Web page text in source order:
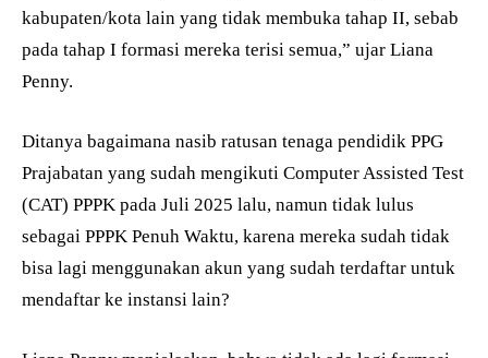
kabupaten/kota lain yang tidak membuka tahap II, sebab
pada tahap I formasi mereka terisi semua,” ujar Liana
Penny.
Ditanya bagaimana nasib ratusan tenaga pendidik PPG
Prajabatan yang sudah mengikuti Computer Assisted Test
(CAT) PPPK pada Juli 2025 lalu, namun tidak lulus
sebagai PPPK Penuh Waktu, karena mereka sudah tidak
bisa lagi menggunakan akun yang sudah terdaftar untuk
mendaftar ke instansi lain?